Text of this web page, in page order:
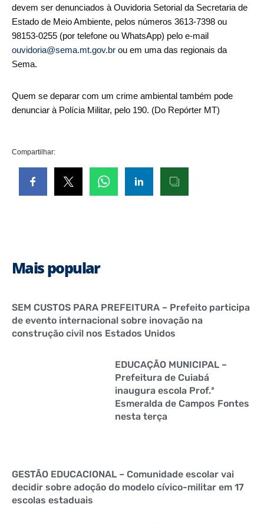
devem ser denunciados à Ouvidoria Setorial da Secretaria de
Estado de Meio Ambiente, pelos números 3613-7398 ou
98153-0255 (por telefone ou WhatsApp) pelo e-mail
ouvidoria@sema.mt.gov.br ou em uma das regionais da
Sema.
Quem se deparar com um crime ambiental também pode
denunciar à Polícia Militar, pelo 190. (Do Repórter MT)
Compartilhar:
Mais popular
SEM CUSTOS PARA PREFEITURA – Prefeito participa
de evento internacional sobre inovação na
construção civil nos Estados Unidos
EDUCAÇÃO MUNICIPAL –
Prefeitura de Cuiabá
inaugura escola Prof.ª
Esmeralda de Campos Fontes
nesta terça
GESTÃO EDUCACIONAL – Comunidade escolar vai
decidir sobre adoção do modelo cívico-militar em 17
escolas estaduais